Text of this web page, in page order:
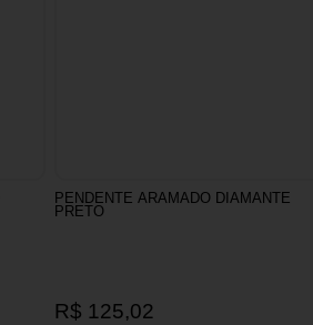
PENDENTE ARAMADO DIAMANTE
PRETO
R$ 125,02